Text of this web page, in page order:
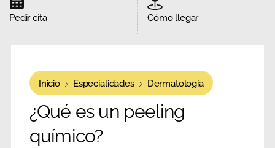
Pedir cita Cómo llegar
Inicio Especialidades Dermatología
¿Qué es un peeling
químico?